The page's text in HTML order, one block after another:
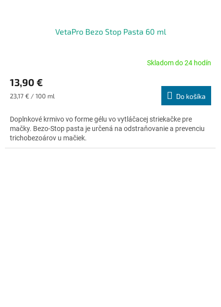
VetaPro Bezo Stop Pasta 60 ml
produktu
je
4,6
5
hviezdičiek.
Skladom do 24 hodín
13,90 €
Jednotková
23,17 € / 100 ml Do košíka
Doplnkové krmivo vo forme gélu vo vytláčacej striekačke pre
mačky. Bezo-Stop pasta je určená na odstraňovanie a prevenciu
trichobezoárov u mačiek.